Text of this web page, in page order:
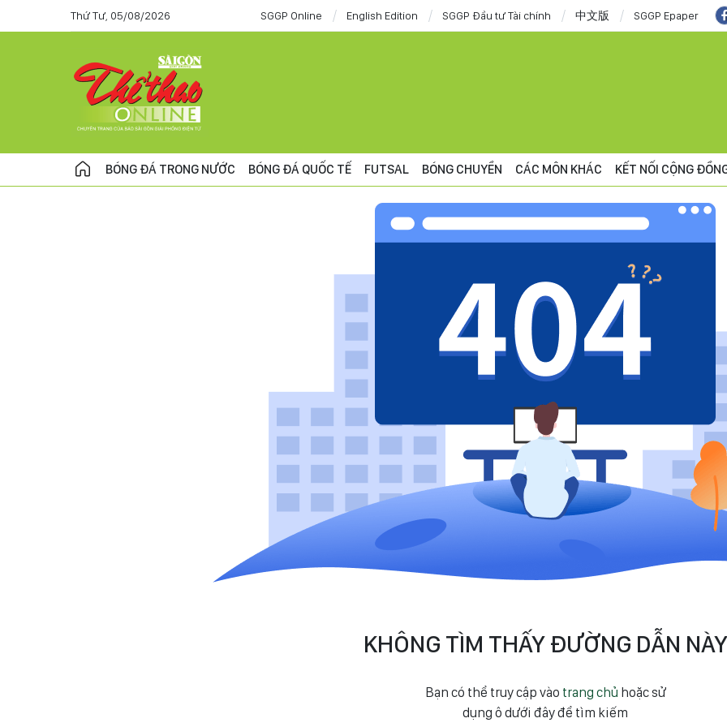
Thứ Tư, 05/08/2026 SGGP Online English Edition SGGP Đầu tư Tài chính 中文版 SGGP Epaper
BÓNG ĐÁ TRONG NƯỚC BÓNG ĐÁ QUỐC TẾ FUTSAL BÓNG CHUYỀN CÁC MÔN KHÁC KẾT NỐI CỘNG
KHÔNG TÌM THẤY ĐƯỜNG DẪN NÀY
Bạn có thể truy cập vào trang chủ hoặc sử
dụng ô dưới đây để tìm kiếm